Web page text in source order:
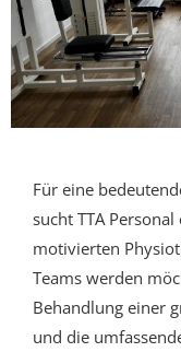
Für eine
sucht TTA Personal
motivierten
Teams werden
Behandlung einer
und die